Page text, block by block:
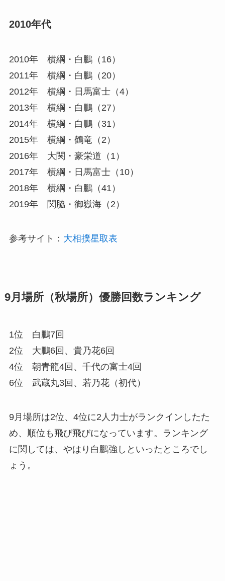
2010年代
2010年 横綱・白鵬（16）
2011年 横綱・白鵬（20）
2012年 横綱・日馬富士（4）
2013年 横綱・白鵬（27）
2014年 横綱・白鵬（31）
2015年 横綱・鶴竜（2）
2016年 大関・豪栄道（1）
2017年 横綱・日馬富士（10）
2018年 横綱・白鵬（41）
2019年 関脇・御嶽海（2）
参考サイト： 大相撲星取表
9月場所（秋場所）優勝回数ランキング
1位 白鵬7回
2位 大鵬6回、貴乃花6回
4位 朝青龍4回、千代の富士4回
6位 武蔵丸3回、若乃花（初代）
9月場所は2位、4位に2人力士がランクインしたた
め、順位も飛び飛びになっています。ランキング
に関しては、やはり白鵬強しといったところでし
ょう。